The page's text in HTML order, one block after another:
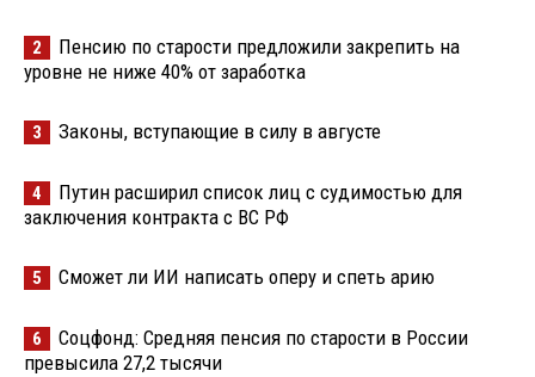
2
Пенсию по старости предложили закрепить на
уровне не ниже 40% от заработка
3 Законы, вступающие в силу в августе
4
Путин расширил список лиц с судимостью для
заключения контракта с ВС РФ
5 Сможет ли ИИ написать оперу и спеть арию
6
Соцфонд: Средняя пенсия по старости в России
превысила 27,2 тысячи